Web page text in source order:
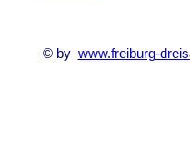
© by www.freiburg-